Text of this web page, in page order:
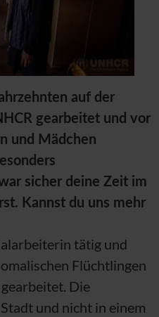
auf der
gearbeitet und vor
und Mädchen
sicher deine Zeit im
Kannst du uns mehr
tätig und
Flüchtlingen
Die
und nicht in einem